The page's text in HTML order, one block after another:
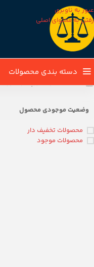
عبور به ناوبری
رفتن به محتوای اصلی
دسته بندی محصولات
خانه محصولات برچسب خورده
وضعیت موجودی محصول
محصولات تخفیف دار
محصولات موجود